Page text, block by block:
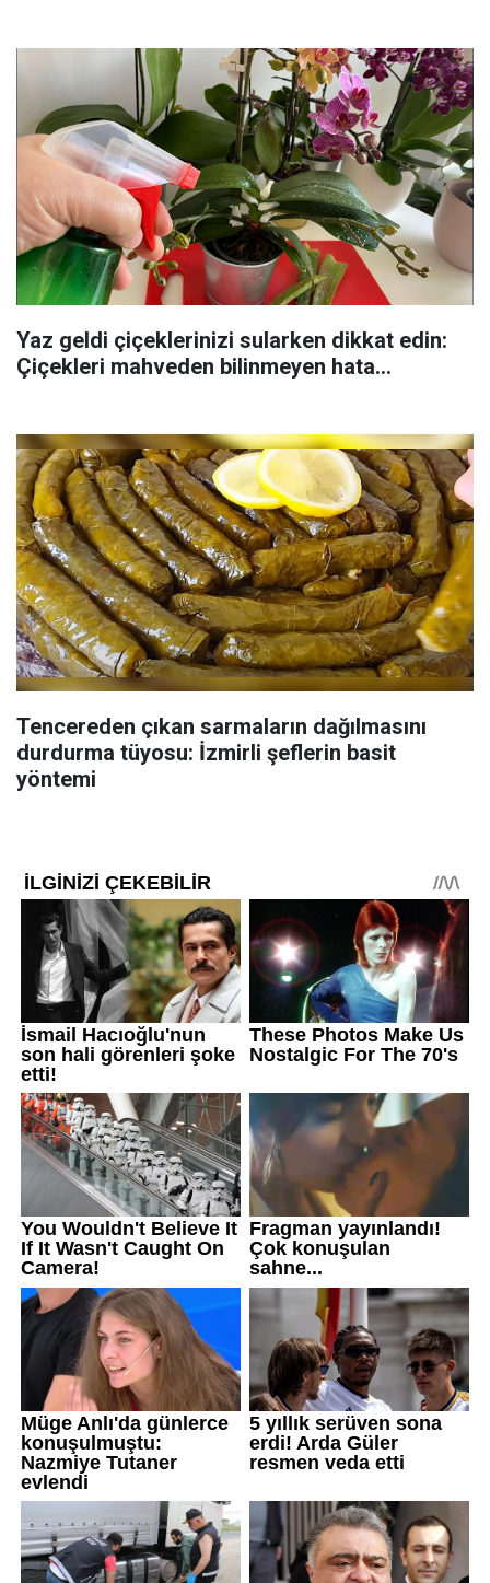
Yaz geldi çiçeklerinizi sularken dikkat edin:
Çiçekleri mahveden bilinmeyen hata...
Tencereden çıkan sarmaların dağılmasını
durdurma tüyosu: İzmirli şeflerin basit
yöntemi